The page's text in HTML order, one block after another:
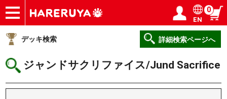
ショップ
買取
記事
デッキ検索
デッキ構築
選手一覧
店舗一覧
イベント
ヘルプ
お問い合わせ ログイン／会員登録
EN
0
デッキ検索 詳細検索ページへ
ジャンドサクリファイス/Jund Sacrifice